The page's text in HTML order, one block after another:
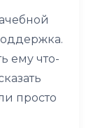
ему что-
просто